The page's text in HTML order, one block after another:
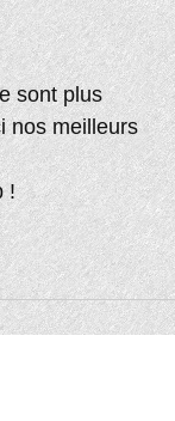
sont plus
nos meilleurs
!